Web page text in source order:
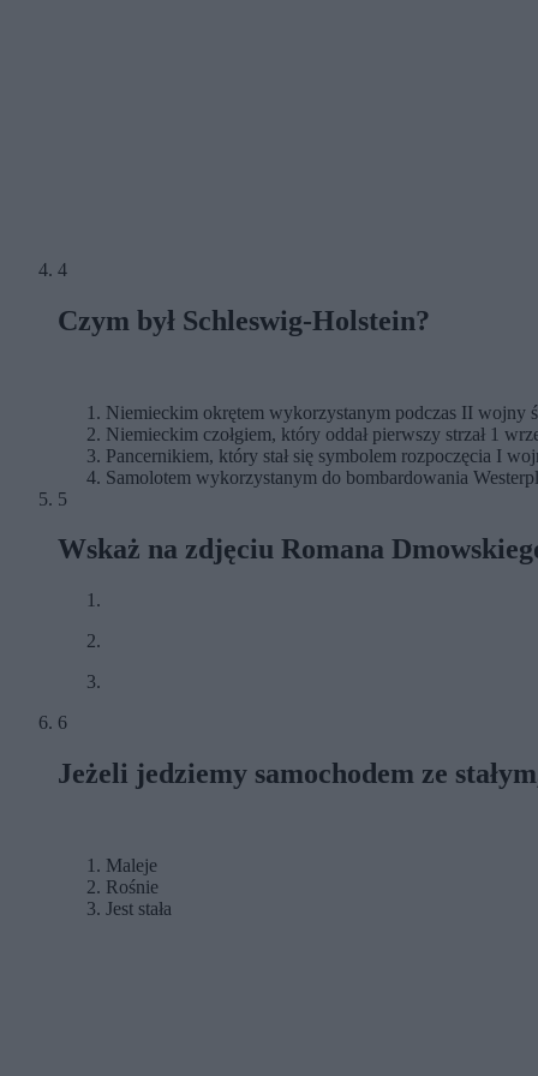
4
Czym był Schleswig-Holstein?
Niemieckim okrętem wykorzystanym podczas II wojny
Niemieckim czołgiem, który oddał pierwszy strzał 1
Pancernikiem, który stał się symbolem rozpoczęcia I
Samolotem wykorzystanym do bombardowania
5
Wskaż na zdjęciu Romana
6
Jeżeli jedziemy samochodem ze
Maleje
Rośnie
Jest stała